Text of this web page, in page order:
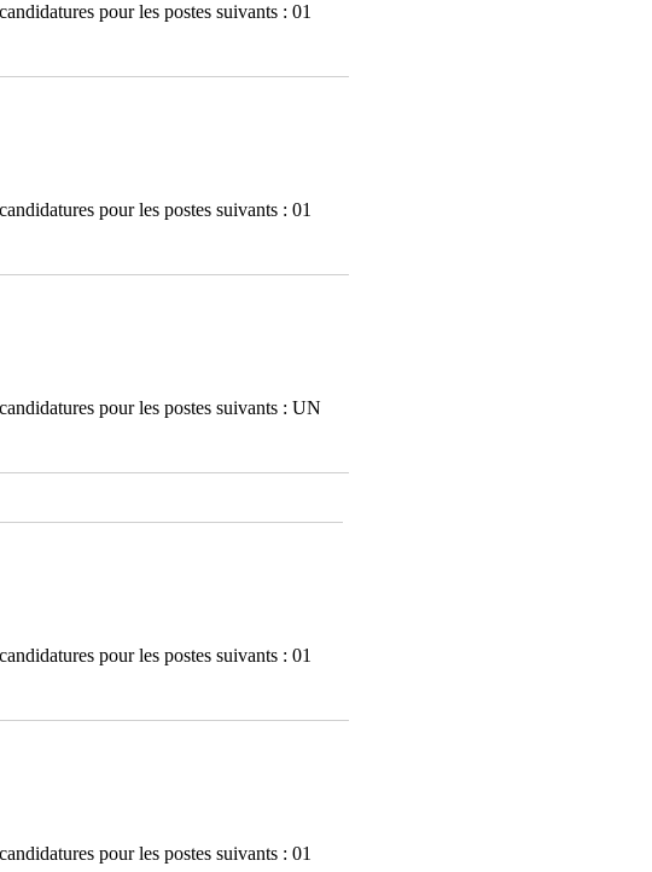
pour les postes suivants : 01
pour les postes suivants : 01
pour les postes suivants : UN
pour les postes suivants : 01
pour les postes suivants : 01